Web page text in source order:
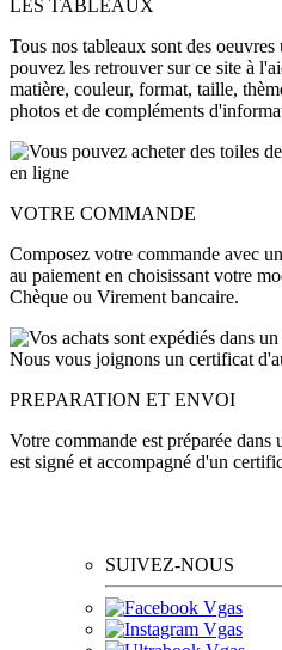
LES TABLEAUX
Tous nos tableaux sont des
pouvez les retrouver sur ce site à
matière, couleur, format, taille,
photos et de compléments
VOTRE COMMANDE
Composez votre commande avec
au paiement en choisissant votre
Chèque ou Virement bancaire.
PREPARATION ET ENVOI
Votre commande est préparée dans
est signé et accompagné d'un
SUIVEZ-NOUS